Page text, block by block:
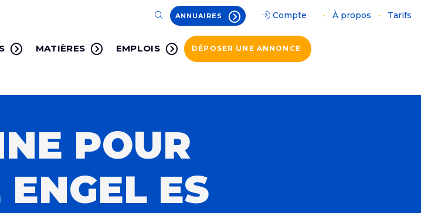
ANNUAIRES Compte • À propos • Tarifs
MATIÈRES EMPLOIS DÉPOSER UNE ANNONCE
POUR
ENGEL ES